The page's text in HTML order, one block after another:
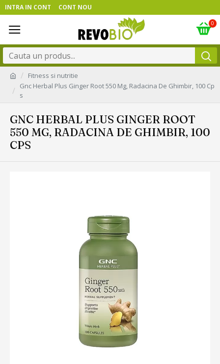
INTRA IN CONT CONT NOU
0
Fitness si nutritie
Gnc Herbal Plus Ginger Root 550 Mg, Radacina De Ghimbir, 100 Cp
s
GNC HERBAL PLUS GINGER ROOT
550 MG, RADACINA DE GHIMBIR, 100
CPS